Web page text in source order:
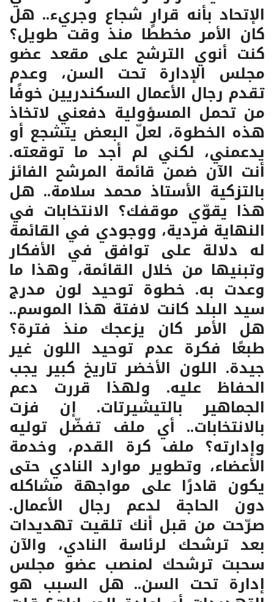
الإتحاد بأنه قرار شجاع وجريء.. هل
كان الأمر مخططًا منذ وقت طويل؟
كنت أنوي الترشح على مقعد عضو
مجلس الإدارة تحت السن، وعدم
تقدم رجال الأعمال السكندريين خوفًا
من تحمل المسؤولية دفعني لاتخاذ
هذه الخطوة، لعلّ البعض يتشجع أو
يدعمني، لكني لم أجد ما توقعته.
أنت الآن ضمن قائمة المرشح الفائز
بالتزكية الأستاذ محمد سلامة.. هل
هذا يقوّي موقفك؟ الانتخابات في
النهاية فردية، ووجودي في القائمة
له دلالة على توافق في الأفكار
وتبنيها من خلال القائمة، وهذا ما
وعدت به. خطوة توحيد لون مدرج
سيد البلد كانت لافتة هذا الموسم..
هل الأمر كان يزعجك منذ فترة؟
طبعًا فكرة عدم توحيد اللون غير
جيدة. اللون الأخضر تاريخ كبير يجب
الحفاظ عليه. ولهذا قررت دعم
الجماهير بالتيشيرتات. إن فزت
بالانتخابات.. أي ملف تفضّل توليه
وإدارته؟ ملف كرة القدم، وخدمة
الأعضاء، وتطوير موارد النادي حتى
يكون قادرًا على مواجهة مشاكله
دون الحاجة لدعم رجال الأعمال.
صرّحت من قبل أنك تلقيت تهديدات
بعد ترشحك لرئاسة النادي، والآن
سحبت ترشحك لمنصب عضو مجلس
إدارة تحت السن.. هل السبب هو